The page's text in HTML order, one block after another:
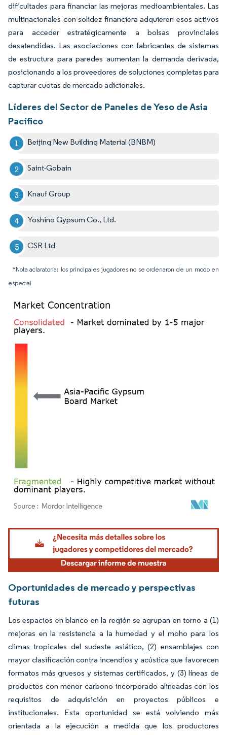
dificultades para financiar las mejoras medioambientales. Las
multinacionales con solidez financiera adquieren esos activos
para acceder estratégicamente a bolsas provinciales
desatendidas. Las asociaciones con fabricantes de sistemas
de estructura para paredes aumentan la demanda derivada,
posicionando a los proveedores de soluciones completas para
capturar cuotas de mercado adicionales.
Líderes del Sector de Paneles de Yeso de Asia
Pacífico
Beijing New Building Material (BNBM)
Saint-Gobain
Knauf Group
Yoshino Gypsum Co., Ltd.
CSR Ltd
*Nota aclaratoria: los principales jugadores no se ordenaron de un modo en
especial
Imagen © Mordor Intelligence. El uso requiere atribución según CC BY 4.0.
Oportunidades de mercado y perspectivas
futuras
Los espacios en blanco en la región se agrupan en torno a (1)
mejoras en la resistencia a la humedad y el moho para los
climas tropicales del sudeste asiático, (2) ensamblajes con
mayor clasificación contra incendios y acústica que favorecen
formatos más gruesos y sistemas certificados, y (3) líneas de
productos con menor carbono incorporado alineadas con los
requisitos de adquisición en proyectos públicos e
institucionales. Esta oportunidad se está volviendo más
orientada a la ejecución a medida que los productores